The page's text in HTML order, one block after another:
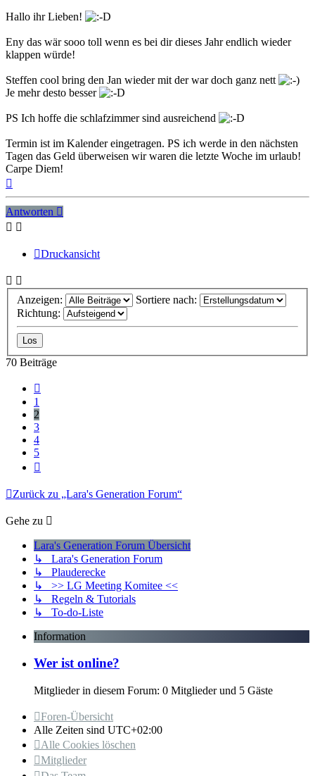
Hallo ihr Lieben!
Eny das wär sooo toll wenn es bei dir dieses Jahr endlich wieder
klappen würde!
Steffen cool bring den Jan wieder mit der war doch ganz nett
Je mehr desto besser
PS Ich hoffe die schlafzimmer sind ausreichend
Termin ist im Kalender eingetragen. PS ich werde in den nächsten
Tagen das Geld überweisen wir waren die letzte Woche im urlaub!
Carpe Diem!
Antworten
Druckansicht
Anzeigen:
Sortiere nach:
Richtung:
70 Beiträge
1
2
3
4
5
Zurück zu „Lara's Generation Forum“
Gehe zu
Lara's Generation Forum Übersicht
↳ Lara's Generation Forum
↳ Plauderecke
↳ >> LG Meeting Komitee <<
↳ Regeln & Tutorials
↳ To-do-Liste
Information
Wer ist online?
Mitglieder in diesem Forum: 0 Mitglieder und 5 Gäste
Foren-Übersicht
Alle Zeiten sind UTC+02:00
Alle Cookies löschen
Mitglieder